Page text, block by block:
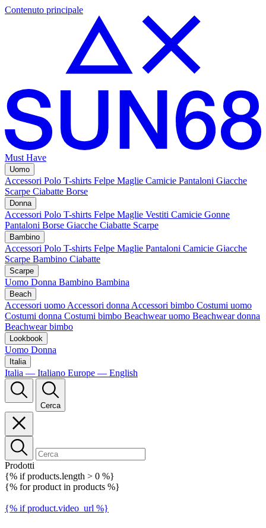
Contenuto principale
Must Have
Uomo
Accessori Polo T-shirts Felpe Maglie Camicie Pantaloni Giacche
Scarpe Ciabatte Borse
Donna
Accessori Polo T-shirts Felpe Maglie Vestiti Camicie Gonne
Pantaloni Borse Giacche Ciabatte Scarpe
Bambino
Accessori Polo T-shirts Felpe Maglie Pantaloni Camicie Giacche
Scarpe Bambino Ciabatte
Scarpe
Uomo Donna Bambino Bambina
Beach
Accessori uomo Accessori donna Accessori bimbo Costumi uomo
Costumi donna Costumi bimbo Beachwear uomo Beachwear donna
Beachwear bimbo
Lookbook
Uomo Donna
Italia
Italia — Italiano Europe — English
Cerca
Prodotti
{% if products.length > 0 %}
{% for product in products %}
{% if product.video_url %}